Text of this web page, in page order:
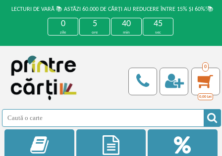
LECTURI DE VARĂ 📚 ASTĂZI 60.000 DE CĂRȚI AU REDUCERE ÎNTRE 15% ȘI 60%!📚
0
zile
5
ore
40
min
45
sec
0
0,00 Lei